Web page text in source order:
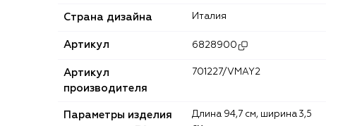
Страна дизайна Италия
Артикул 6828900
Артикул
производителя
701227/VMAY2
Параметры изделия
Длина 94,7 cм, ширина 3,5